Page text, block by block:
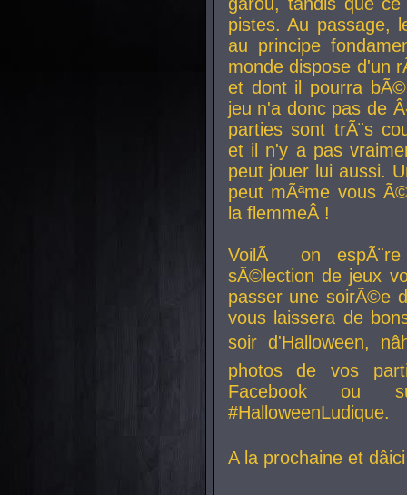
pistes. Au passage,
au principe
monde dispose d'un
et dont il pourra
jeu n'a donc pas de
parties sont trÃ¨s
et il n'y a pas
peut jouer lui aussi.
peut mÃªme vous
la flemmeÂ !
VoilÃ on
sÃ©lection de jeux
passer une soirÃ©e
vous laissera de
soir d'Halloween,
photos de vos
Facebook ou
#HalloweenLudique.
A la prochaine et